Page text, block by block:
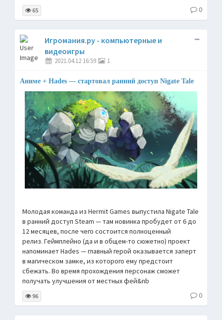
65 0
Игромания.ру - компьютерные и
видеоигры
2021.04.12 16:59 1
Аниме + Hades — стартовал ранний доступ Nigate Tale
Молодая команда из Hermit Games выпустила Nigate Tale
в ранний доступ Steam — там новинка пробудет от 6 до
12 месяцев, после чего состоится полноценный
релиз. Геймплейно (да и в общем-то сюжетно) проект
напоминает Hades — главный герой оказывается заперт
в магическом замке, из которого ему предстоит
сбежать. Во время прохождения персонаж сможет
получать улучшения от местных фей&nb
96 0